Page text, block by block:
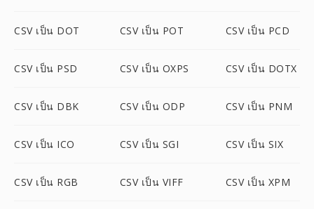
CSV เป็น DOT CSV เป็น POT CSV เป็น PCD
CSV เป็น PSD CSV เป็น OXPS CSV เป็น DOTX
CSV เป็น DBK CSV เป็น ODP CSV เป็น PNM
CSV เป็น ICO CSV เป็น SGI CSV เป็น SIX
CSV เป็น RGB CSV เป็น VIFF CSV เป็น XPM